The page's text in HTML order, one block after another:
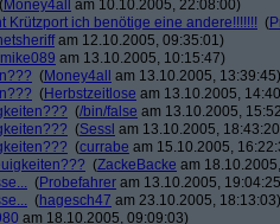
(Money4all
am 10.10.2005, 22:08:00)
Krützport ich benötige eine andere!!!!!!! (
am 12.10.2005, 09:35:01)
mike089 am 13.10.2005, 10:15:47)
(Money4all
am 13.10.2005, 13:39:45)
(Herbstzeitlose am 13.10.2005,
(/bin/false am 13.10.2005,
(Sessl am 13.10.2005,
(currabe am 15.10.2005,
(ZackeBacke am
(Probefahrer am 13.10.2005,
(hagesch47 am 23.10.2005, 18:13:03)
am 18.10.2005, 09:09:03)